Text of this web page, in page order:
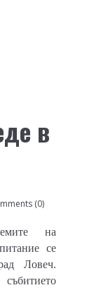
в
(0)
на
се
Ловеч.